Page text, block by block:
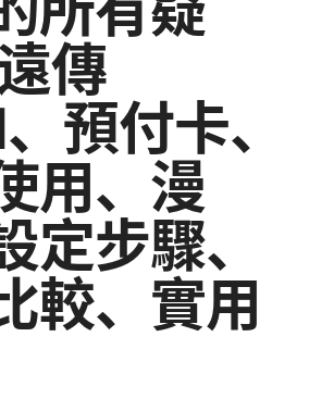
傳
預付卡、
用、漫
定步驟、
較、實用